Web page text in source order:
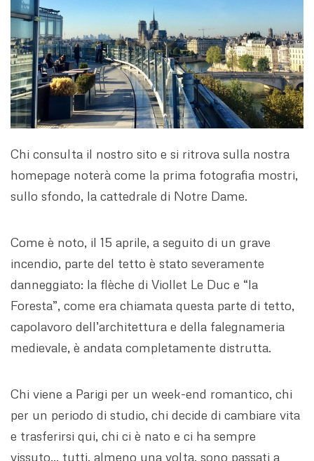
Chi consulta il nostro sito e si ritrova sulla nostra
homepage noterà come la prima fotografia mostri,
sullo sfondo, la cattedrale di Notre Dame.
Come è noto, il 15 aprile, a seguito di un grave
incendio, parte del tetto è stato severamente
danneggiato: la flèche di Viollet Le Duc e “la
Foresta”, come era chiamata questa parte di tetto,
capolavoro dell’architettura e della falegnameria
medievale, è andata completamente distrutta.
Chi viene a Parigi per un week-end romantico, chi
per un periodo di studio, chi decide di cambiare vita
e trasferirsi qui, chi ci è nato e ci ha sempre
vissuto… tutti, almeno una volta, sono passati a